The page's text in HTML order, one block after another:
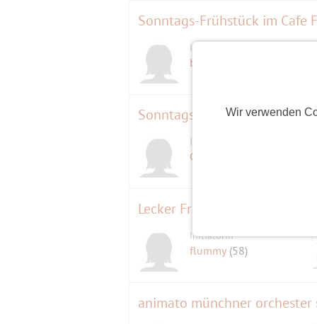
Wir verwenden
Sonntags-Frühstück im Cafe
Initiatorin
barbara49
Sonntagsbrunch -bei mir-
Initiatorin
Carnica
Lecker Frühstück ... Trölsch in
Initiatorin
flummy (58)
animato münchner